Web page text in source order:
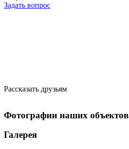
Задать вопрос
Рассказать друзьям
Фотографии наших объектов
Галерея